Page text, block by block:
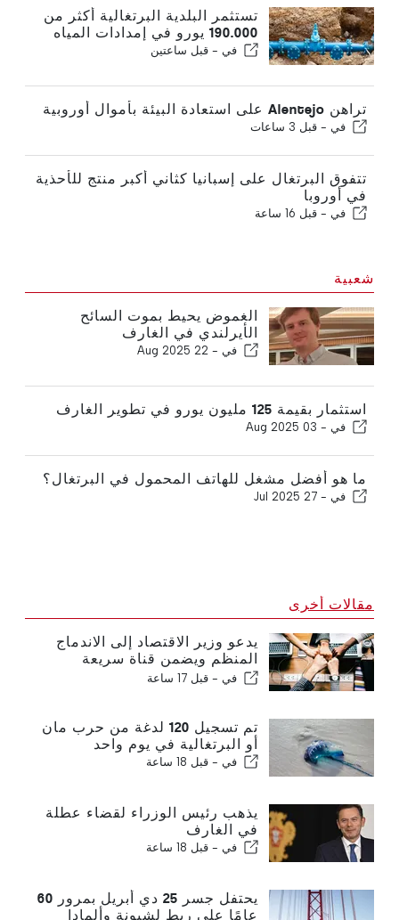
تستثمر البلدية البرتغالية أكثر من
190.000 يورو في إمدادات المياه
في - قبل ساعتين
تراهن Alentejo على استعادة البيئة بأموال أوروبية
في - قبل 3 ساعات
تتفوق البرتغال على إسبانيا كثاني أكبر منتج للأحذية
في أوروبا
في - قبل 16 ساعة
شعبية
الغموض يحيط بموت السائح
الأيرلندي في الغارف
في - 22 Aug 2025
استثمار بقيمة 125 مليون يورو في تطوير الغارف
في - 03 Aug 2025
ما هو أفضل مشغل للهاتف المحمول في البرتغال؟
في - 27 Jul 2025
مقالات أخرى
يدعو وزير الاقتصاد إلى الاندماج
المنظم ويضمن قناة سريعة
للمهاجرين
في - قبل 17 ساعة
تم تسجيل 120 لدغة من حرب مان
أو البرتغالية في يوم واحد
في - قبل 18 ساعة
يذهب رئيس الوزراء لقضاء عطلة
في الغارف
في - قبل 18 ساعة
يحتفل جسر 25 دي أبريل بمرور 60
عامًا على ربط لشبونة وألمادا